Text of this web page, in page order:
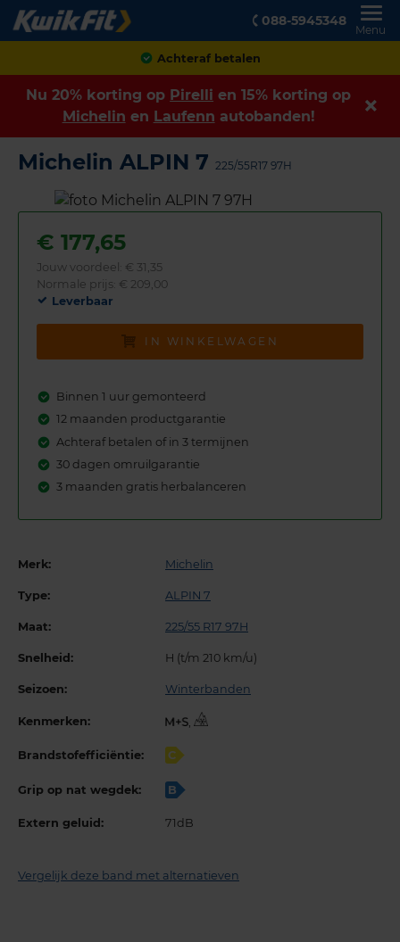
088-5945348
Menu
Achteraf betalen
Nu 20% korting op Pirelli en 15% korting op
Michelin en Laufenn autobanden!
Michelin ALPIN 7 225/55R17 97H
€ 177,65
Jouw voordeel: € 31,35
Normale prijs: € 209,00
Leverbaar
IN WINKELWAGEN
Binnen 1 uur gemonteerd
12 maanden productgarantie
Achteraf betalen of in 3 termijnen
30 dagen omruilgarantie
3 maanden gratis herbalanceren
Merk: Michelin
Type: ALPIN 7
Maat: 225/55 R17 97H
Snelheid: H (t/m 210 km/u)
Seizoen: Winterbanden
Kenmerken: ,
Brandstofefficiëntie: C
Grip op nat wegdek: B
Extern geluid: 71dB
Vergelijk deze band met alternatieven